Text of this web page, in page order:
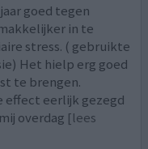
goed tegen
in te
stress. ( gebruikte
Het hielp erg goed
te brengen.
effect eerlijk gezegd
overdag [lees